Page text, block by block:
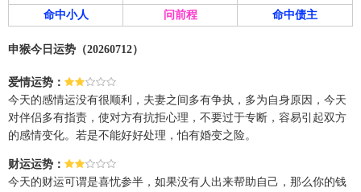
命中小人
问前程 命中债主
申猴今日运势（20260712）
爱情运势：
今天的感情运没有很顺利，夫妻之间多有争执，多为自身原因，今天
对伴侣多有指责，使对方有抗拒心理，不要过于专断，容易引起双方
的感情变化。若是不能好好处理，怕有婚变之险。
财运运势：
今天的财运可谓是喜忧参半，如果没有人出来帮助自己，那么你的钱